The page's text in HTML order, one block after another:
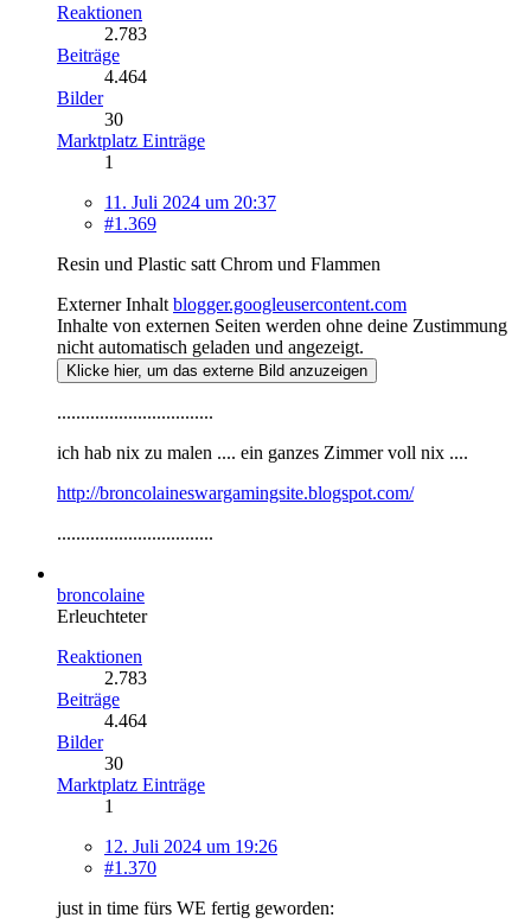
Reaktionen
2.783
Beiträge
4.464
Bilder
30
Marktplatz Einträge
1
11. Juli 2024 um 20:37
#1.369
Resin und Plastic satt Chrom und Flammen
Externer Inhalt blogger.googleusercontent.com
Inhalte von externen Seiten werden ohne deine Zustimmung
nicht automatisch geladen und angezeigt.
Klicke hier, um das externe Bild anzuzeigen
.................................
ich hab nix zu malen .... ein ganzes Zimmer voll nix ....
http://broncolaineswargamingsite.blogspot.com/
.................................
broncolaine
Erleuchteter
Reaktionen
2.783
Beiträge
4.464
Bilder
30
Marktplatz Einträge
1
12. Juli 2024 um 19:26
#1.370
just in time fürs WE fertig geworden: